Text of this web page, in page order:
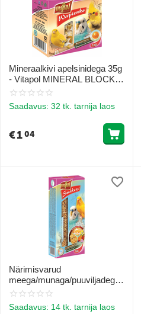
Mineraalkivi apelsinidega 35g
- Vitapol MINERAL BLOCK
orange lindudele
Saadavus: 32 tk. tarnija laos
€104
Närimisvarud
meega/munaga/puuviljadega
undulaatidele 130g - Vitapol
Saadavus: 14 tk. tarnija laos